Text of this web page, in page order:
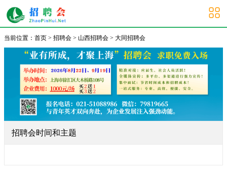
大同招聘会
当前位置： 首页 > 招聘会 > 山西招聘会 > 大同招聘会
招聘会时间和主题